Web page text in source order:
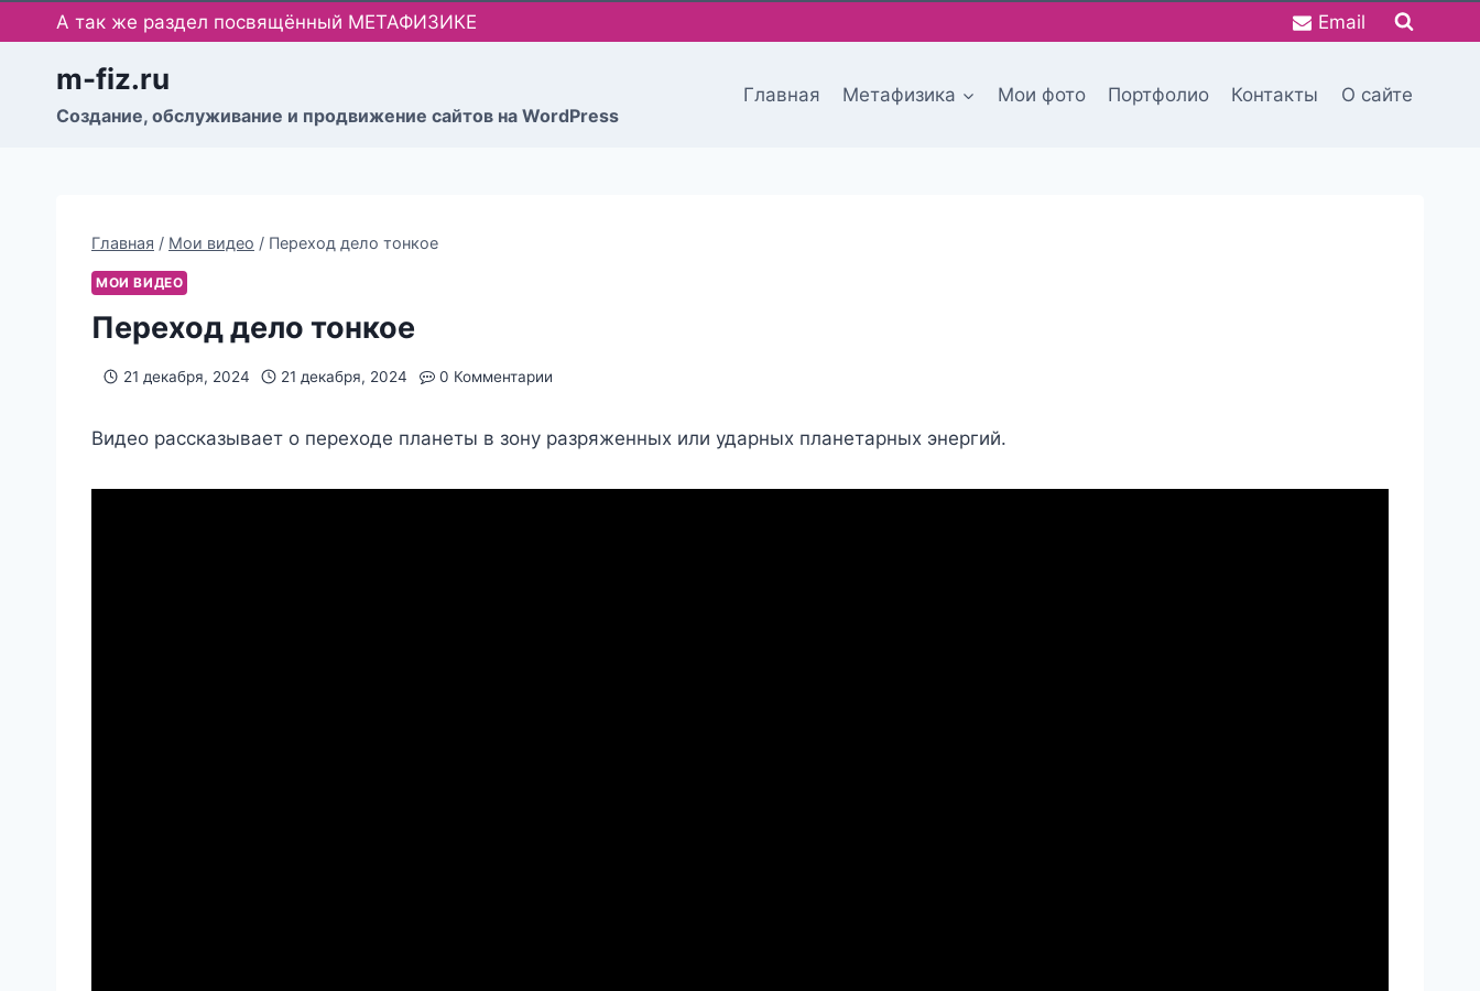
Перейти
к
содержимому
А так же раздел посвящённый МЕТАФИЗИКЕ Email
m-fiz.ru
Cоздание, обслуживание и продвижение сайтов на WordPress
Главная Метафизика Мои фото Портфолио Контакты О сайте
Главная / Мои видео / Переход дело тонкое
МОИ ВИДЕО
Переход дело тонкое
21 декабря, 2024 21 декабря, 2024 0 Комментарии
Видео рассказывает о переходе планеты в зону разряженных или ударных планетарных энергий.